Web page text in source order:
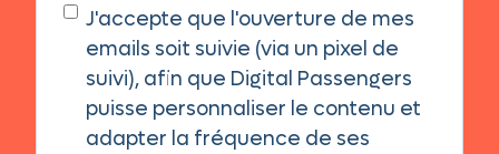
J'accepte que l'ouverture de mes
emails soit suivie (via un pixel de
suivi), afin que Digital Passengers
puisse personnaliser le contenu et
adapter la fréquence de ses